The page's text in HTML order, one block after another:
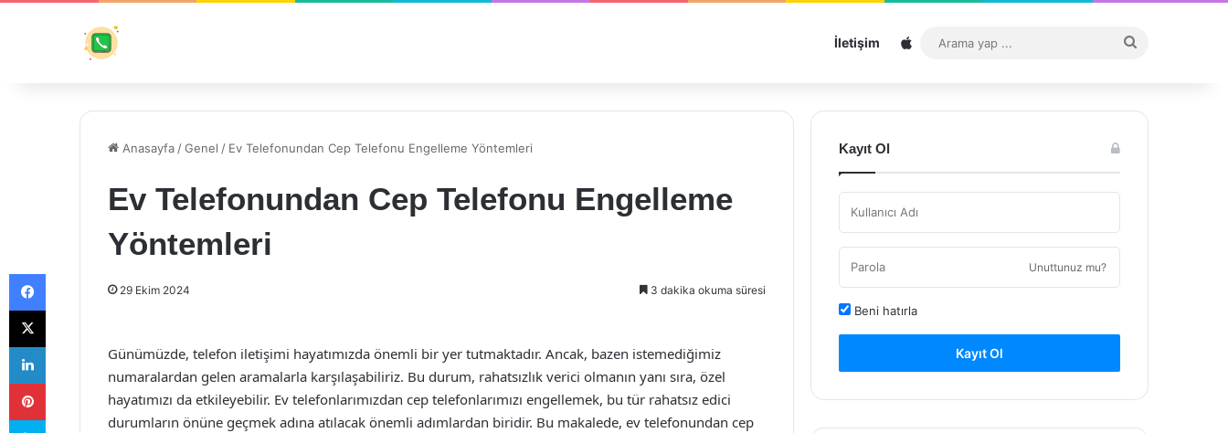
İletişim Sitemap
...
Anasayfa /Genel / Ev Telefonundan Cep Telefonu Engelleme Yöntemleri
Ev Telefonundan Cep Telefonu Engelleme
Yöntemleri
29 Ekim 2024 3 dakika okuma süresi
Günümüzde, telefon iletişimi hayatımızda önemli bir yer tutmaktadır. Ancak, bazen istemediğimiz
numaralardan gelen aramalarla karşılaşabiliriz. Bu durum, rahatsızlık verici olmanın yanı sıra, özel
hayatımızı da etkileyebilir. Ev telefonlarımızdan cep telefonlarımızı engellemek, bu tür rahatsız edici
durumların önüne geçmek adına atılacak önemli adımlardan biridir. Bu makalede, ev telefonundan cep
Kayıt Ol
Unuttunuz mu?
Beni hatırla
Kayıt Ol
Facebook
X
LinkedIn
Pinterest
Skype